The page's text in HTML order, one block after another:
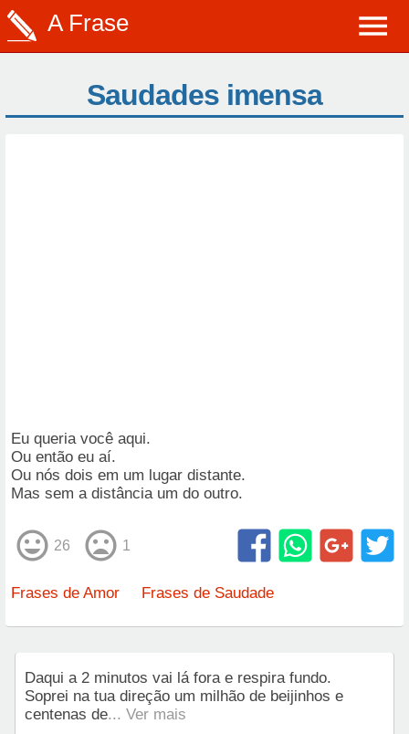
A Frase
Saudades imensa
Eu queria você aqui.
Ou então eu aí.
Ou nós dois em um lugar distante.
Mas sem a distância um do outro.
26 1
Frases de Amor Frases de Saudade
Daqui a 2 minutos vai lá fora e respira fundo.
Soprei na tua direção um milhão de beijinhos e
centenas de... Ver mais